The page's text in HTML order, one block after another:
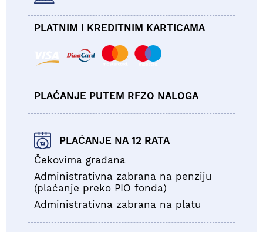
PLATNIM I KREDITNIM KARTICAMA
PLAĆANJE PUTEM RFZO NALOGA
PLAĆANJE NA 12 RATA
Čekovima građana
Administrativna zabrana na penziju
(plaćanje preko PIO fonda)
Administrativna zabrana na platu